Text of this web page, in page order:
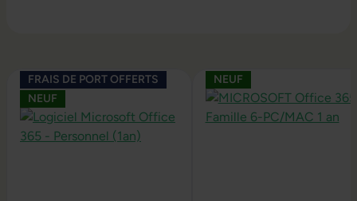
Ignorer la galerie de produits
FRAIS DE PORT OFFERTS
NEUF
NEUF